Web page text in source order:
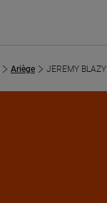
Ariège JEREMY BLAZY